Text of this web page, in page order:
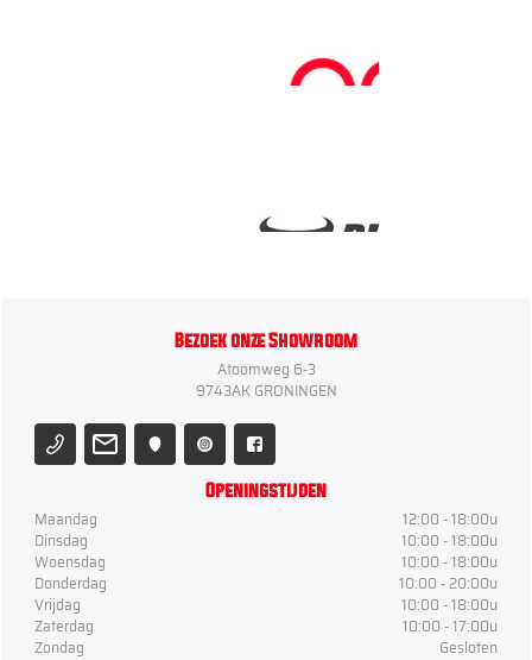
Bezoek onze Showroom
Atoomweg 6-3
9743AK GRONINGEN
Openingstijden
Maandag
12:00 - 18:00u
Dinsdag
10:00 - 18:00u
Woensdag
10:00 - 18:00u
Donderdag
10:00 - 20:00u
Vrijdag
10:00 - 18:00u
Zaterdag
10:00 - 17:00u
Zondag
Gesloten